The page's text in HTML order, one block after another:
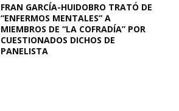
FRAN GARCÍA-HUIDOBRO TRATÓ DE
“ENFERMOS MENTALES” A
MIEMBROS DE “LA COFRADÍA” POR
CUESTIONADOS DICHOS DE
PANELISTA